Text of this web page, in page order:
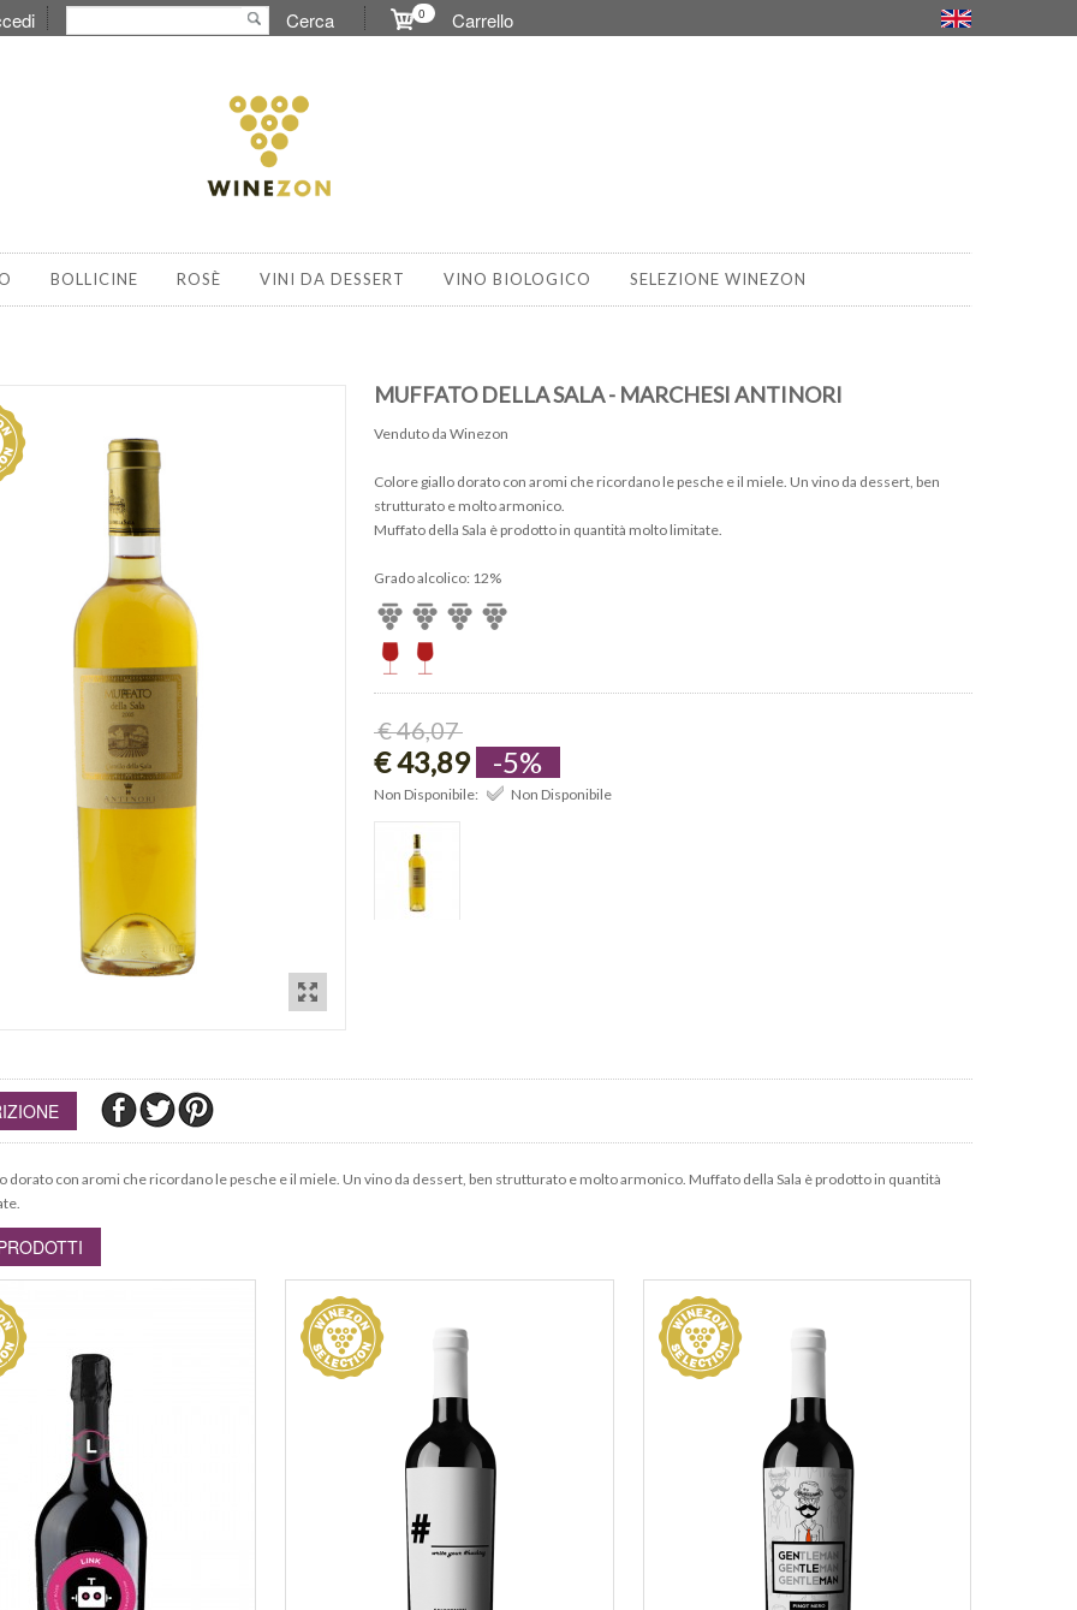
Cerca 0 Carrello
BOLLICINE ROSÈ VINI DA DESSERT VINO BIOLOGICO SELEZIONE WINEZON
MUFFATO DELLA SALA - MARCHESI ANTINORI
Venduto da Winezon
Colore giallo dorato con aromi che ricordano le pesche e il miele. Un vino da dessert, ben
strutturato e molto armonico.
Muffato della Sala è prodotto in quantità molto limitate.
Grado alcolico: 12%
€ 46,07
€ 43,89 -5%
Non Disponibile: Non Disponibile
dorato con aromi che ricordano le pesche e il miele. Un vino da dessert, ben strutturato e molto armonico. Muffato della Sala è prodotto in quantità